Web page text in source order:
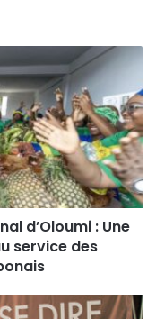
d’Oloumi : Une
service des